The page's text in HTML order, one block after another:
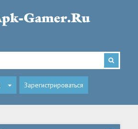
Зарегистрироваться